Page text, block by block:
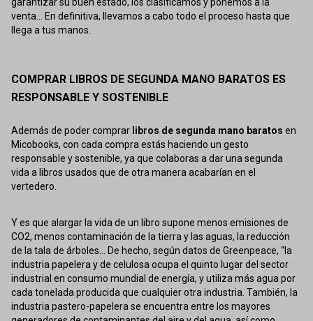
garantizar su buen estado, los clasificamos y ponemos a la
venta... En definitiva, llevamos a cabo todo el proceso hasta que
llega a tus manos.
COMPRAR LIBROS DE SEGUNDA MANO BARATOS ES
RESPONSABLE Y SOSTENIBLE
Además de poder comprar libros de segunda mano baratos en
Micobooks, con cada compra estás haciendo un gesto
responsable y sostenible, ya que colaboras a dar una segunda
vida a libros usados que de otra manera acabarían en el
vertedero.
Y es que alargar la vida de un libro supone menos emisiones de
CO2, menos contaminación de la tierra y las aguas, la reducción
de la tala de árboles... De hecho, según datos de Greenpeace, “la
industria papelera y de celulosa ocupa el quinto lugar del sector
industrial en consumo mundial de energía, y utiliza más agua por
cada tonelada producida que cualquier otra industria. También, la
industria pastero-papelera se encuentra entre los mayores